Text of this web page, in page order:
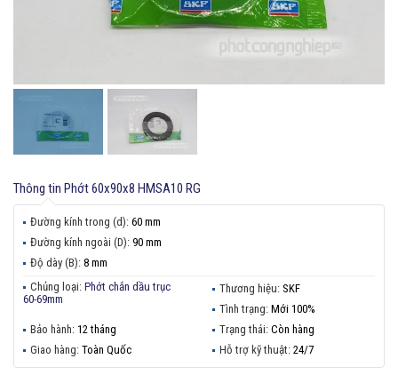
Thông tin Phớt 60x90x8 HMSA10 RG
Đường kính trong (d): 60 mm
Đường kính ngoài (D): 90 mm
Độ dày (B): 8 mm
Chủng loại: Phớt chắn dầu trục
60-69mm
Thương hiệu: SKF
Tình trạng: Mới 100%
Bảo hành: 12 tháng Trạng thái: Còn hàng
Giao hàng: Toàn Quốc Hỗ trợ kỹ thuật: 24/7